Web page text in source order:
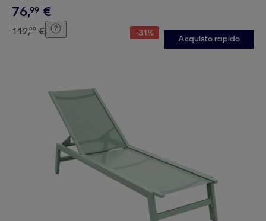
76,99 €
112,99 € -31%
Acquisto rapido